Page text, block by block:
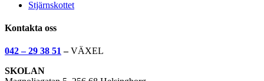
Stjärnskottet
Kontakta oss
042 – 29 38 51–VÄXEL
SKOLAN